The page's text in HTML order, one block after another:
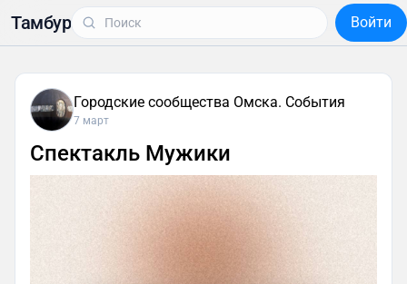
Тамбур Войти
Городские сообщества Омска. События
7 март
Спектакль Мужики